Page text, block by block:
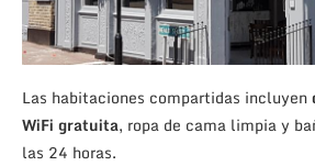
Las habitaciones compartidas incluyen
WiFi gratuita, ropa de cama limpia y
las 24 horas.